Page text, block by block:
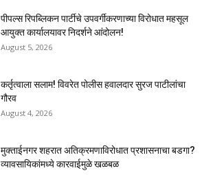
पीपल्स रिपब्लिकन पार्टीचे उपवर्गीकरणाच्या विरोधात महसूल
आयुक्त कार्यालयावर निदर्शने आंदोलन!
August 5, 2026
कर्तृत्वाला सलाम! विवरेत पोलीस हवालदार सुरज पाटीलांचा
गौरव
August 4, 2026
मुक्ताईनगर शहरात अतिक्रमणाविरोधात प्रशासनाचा बडगा?
व्यावसायिकांमध्ये कारवाईमुळे खळबळ